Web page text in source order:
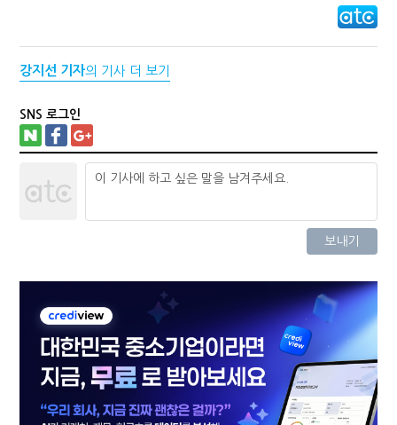
강지선 기자의 기사 더 보기
SNS 로그인